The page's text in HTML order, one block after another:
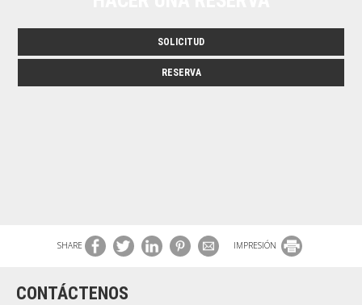
SOLICITUD
RESERVA
SHARE IMPRESIÓN
CONTÁCTENOS